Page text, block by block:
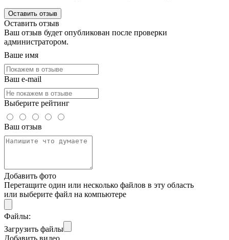
Оставить отзыв
Оставить отзыв
Ваш отзыв будет опубликован после проверки
администратором.
Ваше имя
Ваш e-mail
Выберите рейтинг
Ваш отзыв
Добавить фото
Перетащите один или несколько файлов в эту область
или выберите файл на компьютере
Файлы:
Загрузить файлы
Добавить видео